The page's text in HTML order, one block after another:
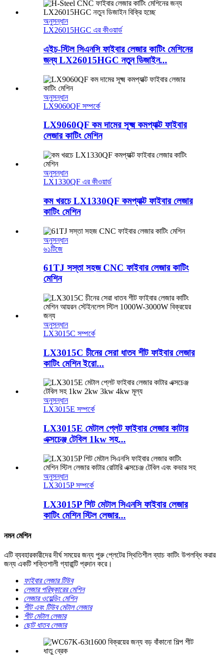
অনুসন্ধান
LX26015HGC এর কীওয়ার্ড
এইচ-স্টিল সিএনসি ফাইবার লেজার কাটিং মেশিনের
জন্য LX26015HGC নতুন ডিজাইন...
অনুসন্ধান
LX9060QF সম্পর্কে
LX9060QF কম দামের সূক্ষ্ম কমপ্যাক্ট ফাইবার
লেজার কাটিং মেশিন
অনুসন্ধান
LX1330QF এর কীওয়ার্ড
কম খরচে LX1330QF কমপ্যাক্ট ফাইবার লেজার
কাটিং মেশিন
অনুসন্ধান
৬১টিজে
61TJ সস্তা সহজ CNC ফাইবার লেজার কাটিং
মেশিন
অনুসন্ধান
LX3015C সম্পর্কে
LX3015C চীনের সেরা ধাতব শীট ফাইবার লেজার
কাটিং মেশিন ইরো...
অনুসন্ধান
LX3015E সম্পর্কে
LX3015E মেটাল প্লেট ফাইবার লেজার কাটার
এক্সচেঞ্জ টেবিল 1kw সহ...
অনুসন্ধান
LX3015P সম্পর্কে
LX3015P শিট মেটাল সিএনসি ফাইবার লেজার
কাটিং মেশিন স্টিল লেজার...
নমন মেশিন
এটি ব্যবহারকারীদের দীর্ঘ সময়ের জন্য পুরু প্লেটের স্থিতিশীল ব্যাচ কাটিং উপলব্ধি করার
জন্য একটি শক্তিশালী গ্যারান্টি প্রদান করে।
ফাইবার লেজার টিউব
লেজার পরিষ্কারের মেশিন
লেজার ওয়েল্ডিং মেশিন
শীট এবং টিউব মেটাল লেজার
শীট মেটাল লেজার
ছোট ধাতব লেজার